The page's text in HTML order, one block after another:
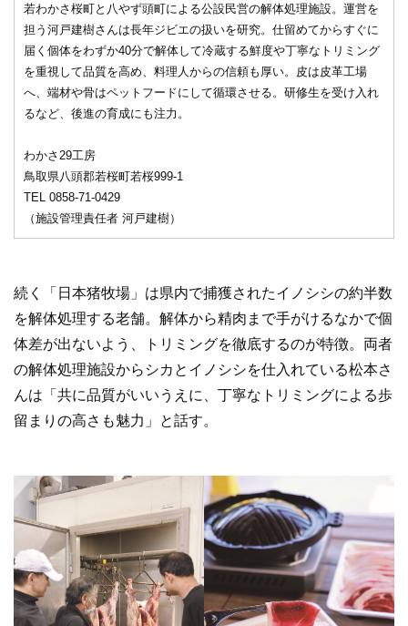
若わかさ桜町と八やず頭町による公設民営の解体処理施設。運営を
担う河戸建樹さんは長年ジビエの扱いを研究。仕留めてからすぐに
届く個体をわずか40分で解体して冷蔵する鮮度や丁寧なトリミング
を重視して品質を高め、料理人からの信頼も厚い。皮は皮革工場
へ、端材や骨はペットフードにして循環させる。研修生を受け入れ
るなど、後進の育成にも注力。
わかさ29工房
鳥取県八頭郡若桜町若桜999-1
TEL 0858-71-0429
（施設管理責任者 河戸建樹）
続く「日本猪牧場」は県内で捕獲されたイノシシの約半数
を解体処理する老舗。解体から精肉まで手がけるなかで個
体差が出ないよう、トリミングを徹底するのが特徴。両者
の解体処理施設からシカとイノシシを仕入れている松本さ
んは「共に品質がいいうえに、丁寧なトリミングによる歩
留まりの高さも魅力」と話す。